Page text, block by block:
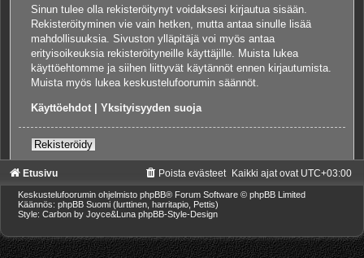
Sinun tulee olla rekisteröitynyt voidaksesi kirjautua sisään.
Rekisteröityminen vie vain hetken, mutta antaa sinulle lisää
mahdollisuuksia. Sivuston ylläpitäjä voi myös antaa
erityisoikeuksia rekisteröityneille käyttäjille. Muista lukea
käyttöehtomme ja siihen liittyvät käytännöt ennen kirjautumista.
Muista myös lukea keskustelufoorumin säännöt.
Käyttöehdot| Yksityisyyden suoja
Rekisteröidy
Etusivu Kaikki ajat ovat UTC+03:00
Poista evästeet
Keskustelufoorumin ohjelmisto phpBB® Forum Software © phpBB Limited
Käännös: phpBB Suomi (lurttinen, harritapio, Pettis)
Style: Carbon by Joyce&Luna phpBB-Style-Design